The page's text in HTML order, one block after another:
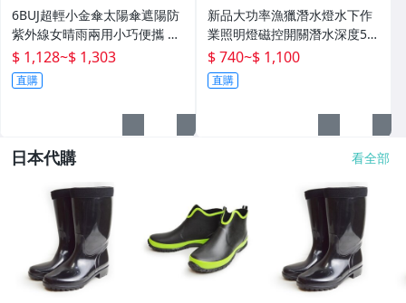
6BUJ超輕小金傘太陽傘遮陽防
紫外線女晴雨兩用小巧便攜 五
折傘
$ 1,128~$ 1,303
直購
新品大功率漁獵潛水燈水下作
業照明燈磁控開關潛水深度50
米高流明
$ 740~$ 1,100
直購
日本代購 看全部